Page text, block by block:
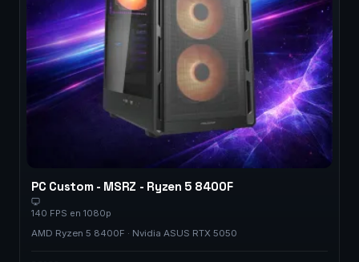
PC Custom - MSRZ - Ryzen 5 8400F
140 FPS en 1080p
AMD Ryzen 5 8400F · Nvidia ASUS RTX 5050